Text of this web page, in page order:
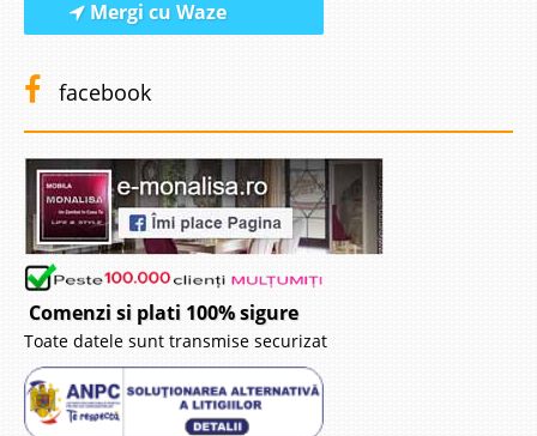
Mergi cu Waze
facebook
Comenzi si plati 100% sigure
Toate datele sunt transmise securizat